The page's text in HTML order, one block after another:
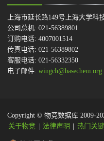
上海市延长路149号上海大学科
公司总机: 021-56389801
订购电话: 4007001514
传真电话: 021-56389802
客服电话: 021-56332350
电子邮件: wingch@basechem.org
Copyright © 物竞数据库 2009-
关于物竞
法律声明 热门关